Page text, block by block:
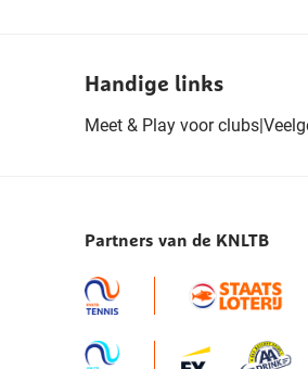
Handige links
Meet & Play voor clubs|
Partners van de KNLTB